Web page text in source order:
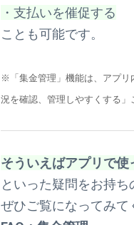
・支払いを催促する
ことも可能です。
※「集金管理」機能は、アプリ
況を確認、管理しやすくする」
そういえばアプリで
といった疑問をお持
ぜひご覧になってみて